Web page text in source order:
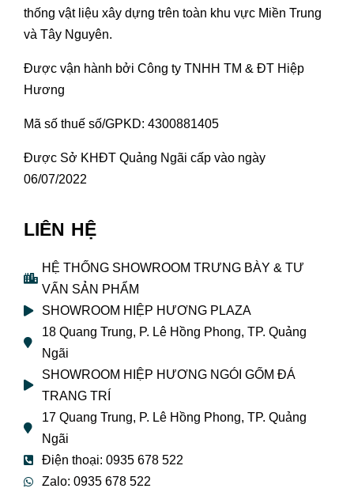
thống vật liệu xây dựng trên toàn khu vực Miền Trung
và Tây Nguyên.
Được vận hành bởi Công ty TNHH TM & ĐT Hiệp
Hương
Mã số thuế số/GPKD: 4300881405
Được Sở KHĐT Quảng Ngãi cấp vào ngày
06/07/2022
LIÊN HỆ
HỆ THỐNG SHOWROOM TRƯNG BÀY & TƯ
VẤN SẢN PHẨM
SHOWROOM HIỆP HƯƠNG PLAZA
18 Quang Trung, P. Lê Hồng Phong, TP. Quảng
Ngãi
SHOWROOM HIỆP HƯƠNG NGÓI GỐM ĐÁ
TRANG TRÍ
17 Quang Trung, P. Lê Hồng Phong, TP. Quảng
Ngãi
Điện thoại: 0935 678 522
Zalo: 0935 678 522